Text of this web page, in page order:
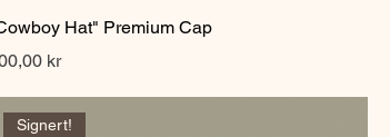
Hurtigvisning
Hat" Premium Cap
kr
Signert!